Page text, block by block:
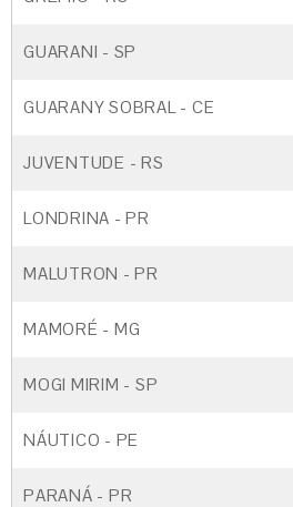
GUARANI - SP
GUARANY SOBRAL - CE
JUVENTUDE - RS
LONDRINA - PR
MALUTRON - PR
MAMORÉ - MG
MOGI MIRIM - SP
NÁUTICO - PE
PARANÁ - PR